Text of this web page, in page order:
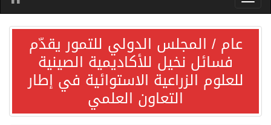
عام / المجلس الدولي للتمور يقدّم
فسائل نخيل للأكاديمية الصينية
للعلوم الزراعية الاستوائية في إطار
التعاون العلمي